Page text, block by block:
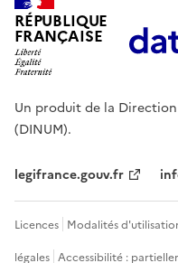
RÉPUBLIQUE
FRANÇAISE
Un produit de la
(DINUM).
legifrance.gouv.fr
Licences Modalités
légales Accessibilité :